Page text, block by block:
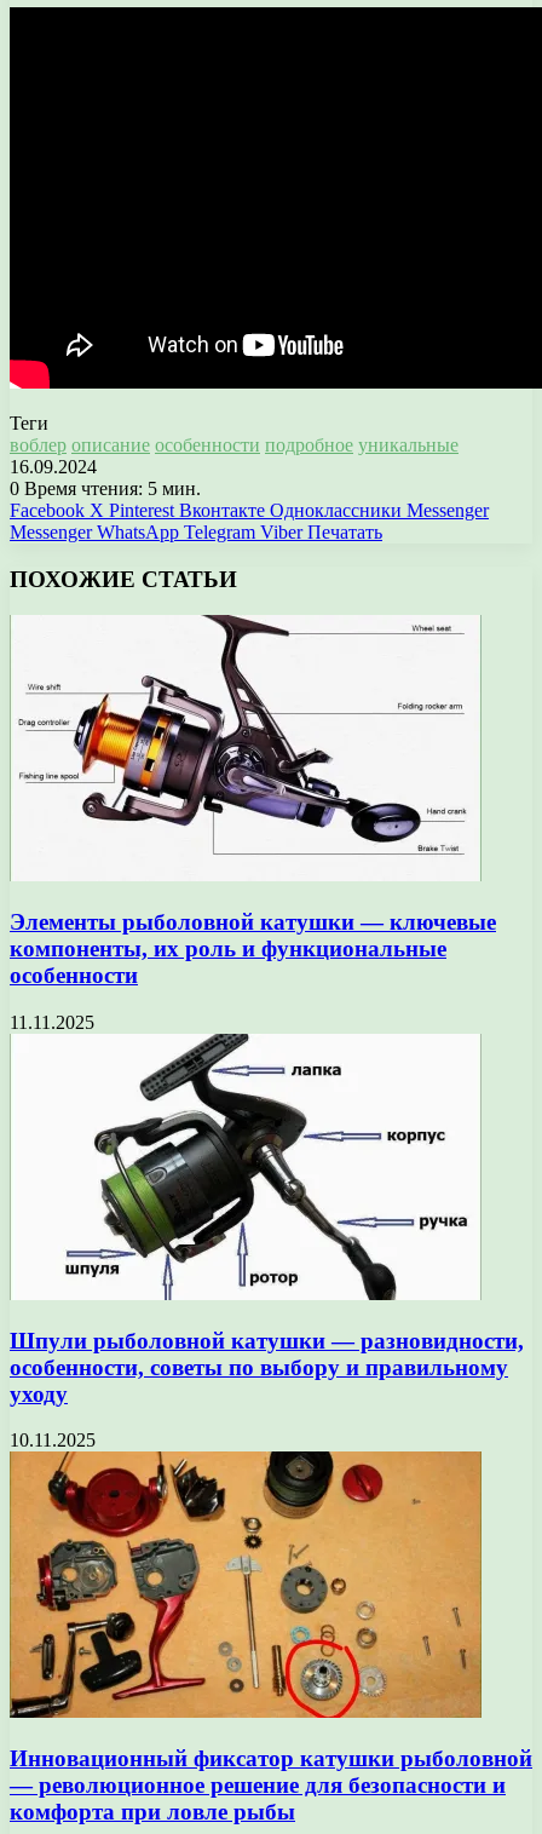
Теги
воблер описание особенности подробное уникальные
16.09.2024
0 Время чтения: 5 мин.
Facebook X Pinterest Вконтакте Одноклассники Messenger
Messenger WhatsApp Telegram Viber Печатать
ПОХОЖИЕ СТАТЬИ
Элементы рыболовной катушки — ключевые
компоненты, их роль и функциональные
особенности
11.11.2025
Шпули рыболовной катушки — разновидности,
особенности, советы по выбору и правильному
уходу
10.11.2025
Инновационный фиксатор катушки рыболовной
— революционное решение для безопасности и
комфорта при ловле рыбы